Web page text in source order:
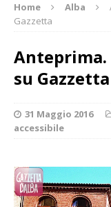
Home Alba
Gazzetta
Anteprima.
su Gazzetta
31 Maggio 2016
accessibile